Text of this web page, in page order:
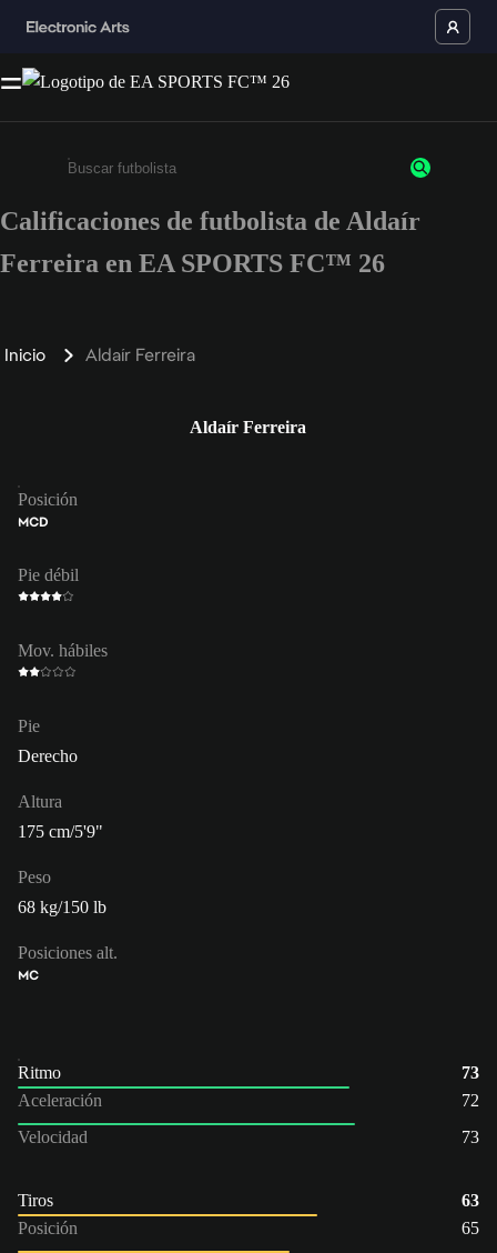
Ingresa un mínimo de 3 caracteres o números
Calificaciones de futbolista de Aldaír
Ferreira en EA SPORTS FC™ 26
Inicio Aldaír Ferreira
Aldaír Ferreira
Posición
MCD
Pie débil
Mov. hábiles
Pie
Derecho
Altura
175 cm/5'9"
Peso
68 kg/150 lb
Posiciones alt.
MC
Ritmo
73
Aceleración
72
Velocidad
73
Tiros
63
Posición
65